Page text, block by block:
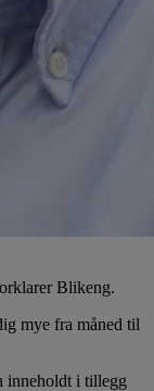
Blikeng.
mye fra måned til
inneholdt i tillegg